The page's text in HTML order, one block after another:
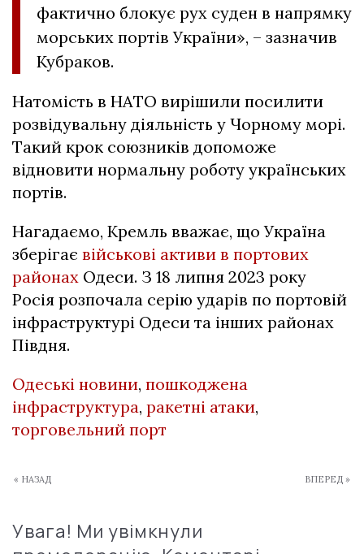
фактично блокує рух суден в напрямку
морських портів України», – зазначив
Кубраков.
Натомість в НАТО вирішили посилити
розвідувальну діяльність у Чорному морі.
Такий крок союзників допоможе
відновити нормальну роботу українських
портів.
Нагадаємо, Кремль вважає, що Україна
зберігає військові активи в портових
районах Одеси. З 18 липня 2023 року
Росія розпочала серію ударів по портовій
інфраструктурі Одеси та інших районах
Півдня.
Одеські новини, пошкоджена
інфраструктура, ракетні атаки,
торговельний порт
« НАЗАД ВПЕРЕД »
Увага! Ми увімкнули